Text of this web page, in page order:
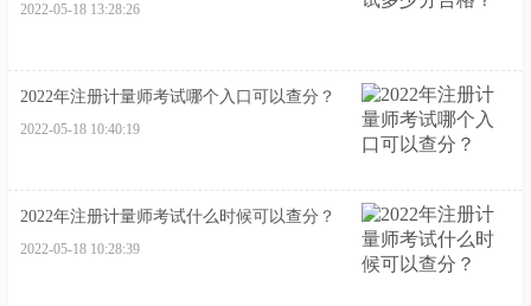
2022-05-18 13:28:26
2022年注册计量师考试哪个入口可以查分？
2022-05-18 10:40:19
2022年注册计量师考试什么时候可以查分？
2022-05-18 10:28:39